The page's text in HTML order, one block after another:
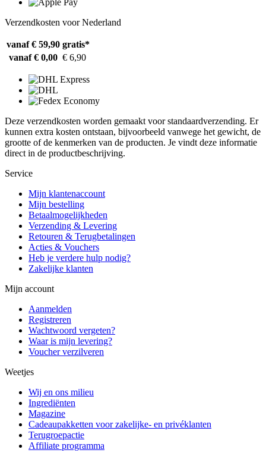
Verzendkosten voor Nederland
vanaf € 59,90 gratis*
vanaf € 0,00 € 6,90
Deze verzendkosten worden gemaakt voor standaardverzending. Er
kunnen extra kosten ontstaan, bijvoorbeeld vanwege het gewicht, de
grootte of de kenmerken van de producten. Je vindt deze informatie
direct in de productbeschrijving.
Service
Mijn klantenaccount
Mijn bestelling
Betaalmogelijkheden
Verzending & Levering
Retouren & Terugbetalingen
Acties & Vouchers
Heb je verdere hulp nodig?
Zakelijke klanten
Mijn account
Aanmelden
Registreren
Wachtwoord vergeten?
Waar is mijn levering?
Voucher verzilveren
Weetjes
Wij en ons milieu
Ingrediënten
Magazine
Cadeaupakketten voor zakelijke- en privéklanten
Terugroepactie
Affiliate programma